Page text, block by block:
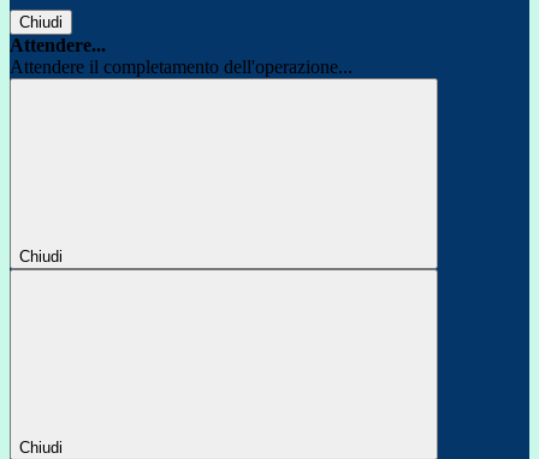
Chiudi
Attendere...
Attendere il completamento dell'operazione...
Chiudi
Chiudi